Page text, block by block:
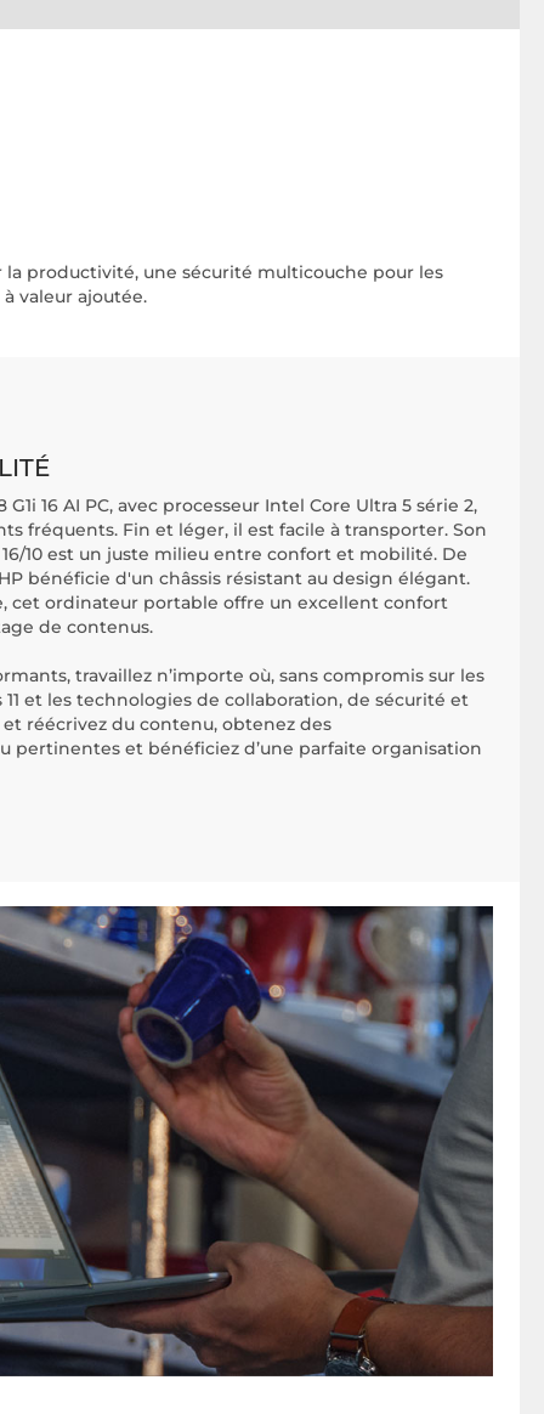
la productivité, une sécurité multicouche pour les
valeur ajoutée.
16 AI PC, avec processeur Intel Core Ultra 5 série 2,
fréquents. Fin et léger, il est facile à transporter. Son
10 est un juste milieu entre confort et mobilité. De
bénéficie d'un châssis résistant au design élégant.
cet ordinateur portable offre un excellent confort
de contenus.
travaillez n’importe où, sans compromis sur les
et les technologies de collaboration, de sécurité et
réécrivez du contenu, obtenez des
pertinentes et bénéficiez d’une parfaite organisation